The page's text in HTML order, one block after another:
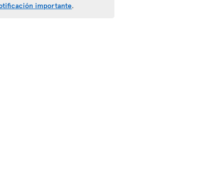
importante.